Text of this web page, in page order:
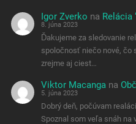
Igor Zverko na Relácia
8. júna 2023
Ďakujeme za sledovanie
spoločnosť niečo nové, čo
zrejme aj ciest…
Viktor Macanga na
5. júna 2023
Dobrý deň, počúvam
Spoznal som veľa snáh na